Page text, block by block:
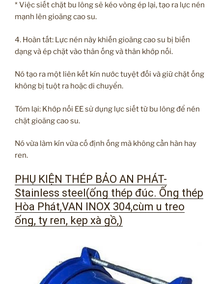
* Việc siết chặt bu lông sẽ kéo vòng ép lại, tạo ra lực nén
mạnh lên gioăng cao su.
4. Hoàn tất: Lực nén này khiến gioăng cao su bị biến
dạng và ép chặt vào thân ống và thân khớp nối.
Nó tạo ra một liên kết kín nước tuyệt đối và giữ chặt ống
không bị tuột ra hoặc di chuyển.
Tóm lại: Khớp nối EE sử dụng lực siết từ bu lông để nén
chặt gioăng cao su.
Nó vừa làm kín vừa cố định ống mà không cần hàn hay
ren.
PHỤ KIỆN THÉP BẢO AN PHÁT-
Stainless steel(ống thép đúc. Ống thép
Hòa Phát,VAN INOX 304,cùm u treo
ống, ty ren, kẹp xà gồ,)